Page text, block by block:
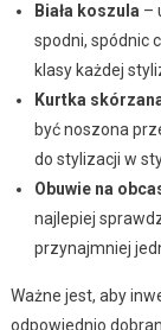
Biała koszula –
spodni, spódnic
klasy każdej
Kurtka
być noszona
do stylizacji w
Obuwie na
najlepiej
przynajmniej
Ważne jest, aby
odpowiednio